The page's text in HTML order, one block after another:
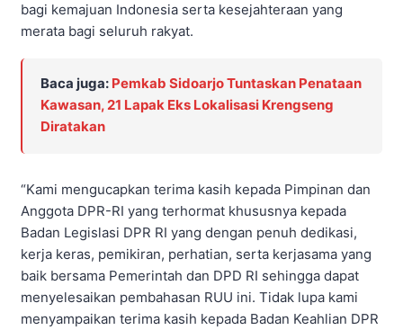
bagi kemajuan Indonesia serta kesejahteraan yang
merata bagi seluruh rakyat.
Baca juga: Pemkab Sidoarjo Tuntaskan Penataan
Kawasan, 21 Lapak Eks Lokalisasi Krengseng
Diratakan
“Kami mengucapkan terima kasih kepada Pimpinan dan
Anggota DPR-RI yang terhormat khususnya kepada
Badan Legislasi DPR RI yang dengan penuh dedikasi,
kerja keras, pemikiran, perhatian, serta kerjasama yang
baik bersama Pemerintah dan DPD RI sehingga dapat
menyelesaikan pembahasan RUU ini. Tidak lupa kami
menyampaikan terima kasih kepada Badan Keahlian DPR